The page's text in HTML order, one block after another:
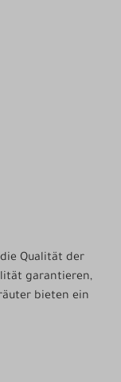
Qualität der
garantieren,
bieten ein